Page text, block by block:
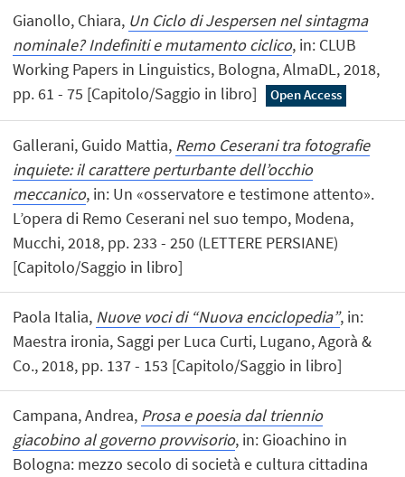
Gianollo, Chiara, Un Ciclo di Jespersen nel sintagma
nominale? Indefiniti e mutamento ciclico, in: CLUB
Working Papers in Linguistics, Bologna, AlmaDL, 2018,
pp. 61 - 75 [Capitolo/Saggio in libro]
Open Access
Gallerani, Guido Mattia, Remo Ceserani tra fotografie
inquiete: il carattere perturbante dell’occhio
meccanico, in: Un «osservatore e testimone attento».
L’opera di Remo Ceserani nel suo tempo, Modena,
Mucchi, 2018, pp. 233 - 250 (LETTERE PERSIANE)
[Capitolo/Saggio in libro]
Paola Italia, Nuove voci di “Nuova enciclopedia”, in:
Maestra ironia, Saggi per Luca Curti, Lugano, Agorà &
Co., 2018, pp. 137 - 153 [Capitolo/Saggio in libro]
Campana, Andrea, Prosa e poesia dal triennio
giacobino al governo provvisorio, in: Gioachino in
Bologna: mezzo secolo di società e cultura cittadina